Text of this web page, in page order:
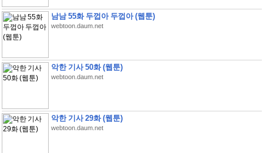
남남 55화 두껍아 두껍아 (웹툰)
webtoon.daum.net
악한 기사 50화 (웹툰)
webtoon.daum.net
악한 기사 29화 (웹툰)
webtoon.daum.net